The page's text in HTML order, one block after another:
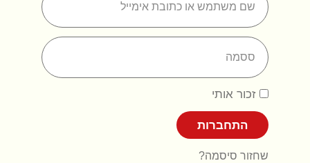
זכור אותי
התחברות
שחזור סיסמה?